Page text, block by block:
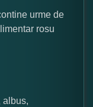
urme de
rosu
albus,